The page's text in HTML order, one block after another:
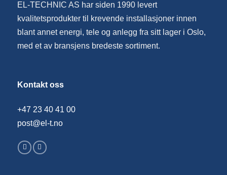
EL-TECHNIC AS har siden 1990 levert
kvalitetsprodukter til krevende installasjoner innen
blant annet energi, tele og anlegg fra sitt lager i Oslo,
med et av bransjens bredeste sortiment.
Kontakt oss
+47 23 40 41 00
post@el-t.no